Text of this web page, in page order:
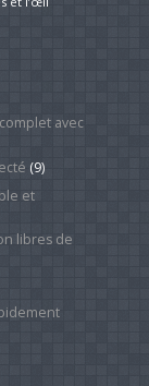
avec
(9)
et
libres de